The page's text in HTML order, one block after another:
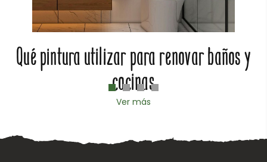
Qué pintura utilizar para renovar baños y
cocinas
Ver más